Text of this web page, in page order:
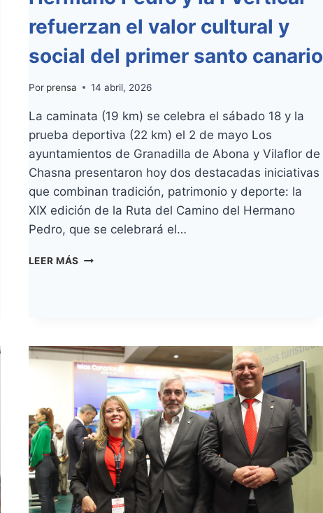
refuerzan el valor cultural y
social del primer santo canario
Por prensa 14 abril, 2026
La caminata (19 km) se celebra el sábado 18 y la
prueba deportiva (22 km) el 2 de mayo Los
ayuntamientos de Granadilla de Abona y Vilaflor de
Chasna presentaron hoy dos destacadas iniciativas
que combinan tradición, patrimonio y deporte: la
XIX edición de la Ruta del Camino del Hermano
Pedro, que se celebrará el…
LEER MÁS LA
HERMANO
PEDRO
Y
VERTICAL
REFUERZAN
EL
VALOR
CULTURAL
Y
SOCIAL